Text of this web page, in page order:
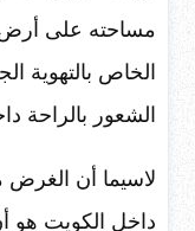
مساحته على أرض
الخاص بالتهوية
الشعور بالراحة
لاسيما أن
داخل الكويت هو